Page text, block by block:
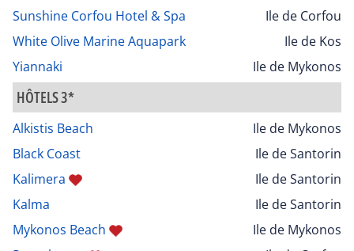
Sunshine Corfou Hotel & Spa
Ile de Corfou
White Olive Marine Aquapark
Ile de Kos
Yiannaki
Ile de Mykonos
HÔTELS 3*
Alkistis Beach
Ile de Mykonos
Black Coast
Ile de Santorin
Kalimera
Ile de Santorin
Kalma
Ile de Santorin
Mykonos Beach
Ile de Mykonos